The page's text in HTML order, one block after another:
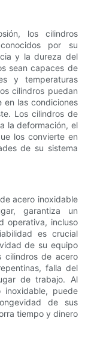
los cilindros
por su
y la dureza del
sean capaces de
y temperaturas
cilindros puedan
en las condiciones
Los cilindros de
la deformación, el
los convierte en
de su sistema
acero inoxidable
garantiza un
operativa, incluso
es crucial
de su equipo
cilindros de acero
falla del
de trabajo. Al
puede
de sus
tiempo y dinero